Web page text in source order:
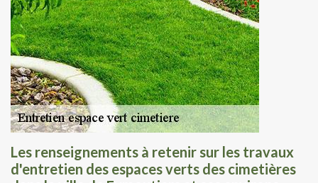
Les renseignements à retenir sur les travaux
d'entretien des espaces verts des cimetières